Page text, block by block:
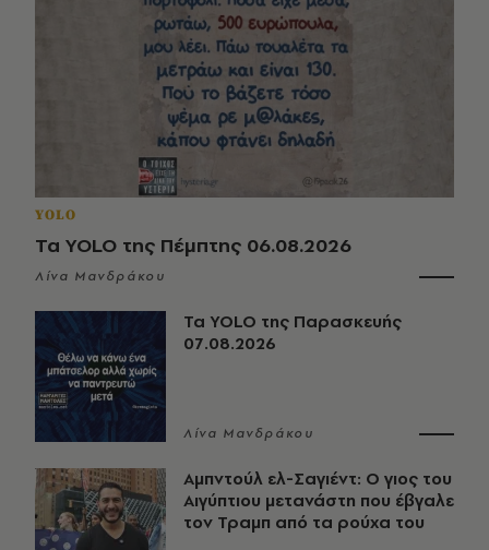
YOLO
Τα YOLO της Πέμπτης 06.08.2026
Λίνα Μανδράκου
Τα YOLO της Παρασκευής
07.08.2026
Λίνα Μανδράκου
Αμπντούλ ελ-Σαγιέντ: Ο γιος του
Αιγύπτιου μετανάστη που έβγαλε
τον Τραμπ από τα ρούχα του